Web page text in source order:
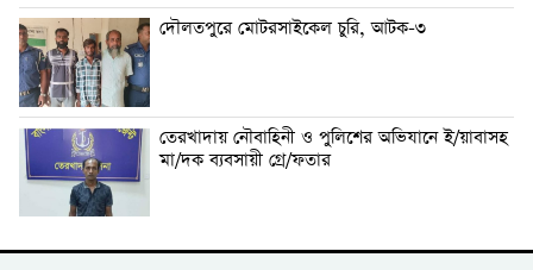
দৌলতপুরে মোটরসাইকেল চুরি, আটক-৩
তেরখাদায় নৌবাহিনী ও পুলিশের অভিযানে ই/য়াবাসহ
মা/দক ব্যবসায়ী গ্রে/ফতার